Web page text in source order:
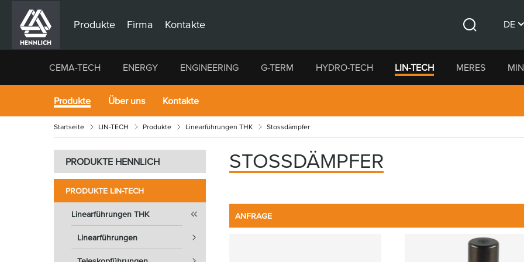
Produkte Firma Kontakte DE
CS
CEMA-TECH ENERGY ENGINEERING G-TERM HYDRO-TECH LIN-TECH MERES
Produkte Über uns Kontakte
Startseite LIN-TECH Produkte Linearführungen THK Stossdämpfer
PRODUKTE HENNLICH
PRODUKTE LIN-TECH
Linearführungen THK
Linearführungen
STOSSDÄMPFER
ANFRAGE